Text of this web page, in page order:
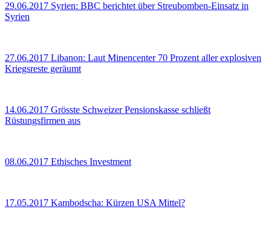
29.06.2017 Syrien: BBC berichtet über Streubomben-Einsatz in
Syrien
27.06.2017 Libanon: Laut Minencenter 70 Prozent aller explosiven
Kriegsreste geräumt
14.06.2017 Grösste Schweizer Pensionskasse schließt
Rüstungsfirmen aus
08.06.2017 Ethisches Investment
17.05.2017 Kambodscha: Kürzen USA Mittel?